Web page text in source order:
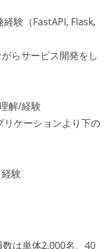
験（FastAPI, Flask,
らサービス開発をし
解/経験
リケーションより下の
験
は単体2,000名、40